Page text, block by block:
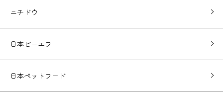
ニチドウ
日本ビーエフ
日本ペットフード